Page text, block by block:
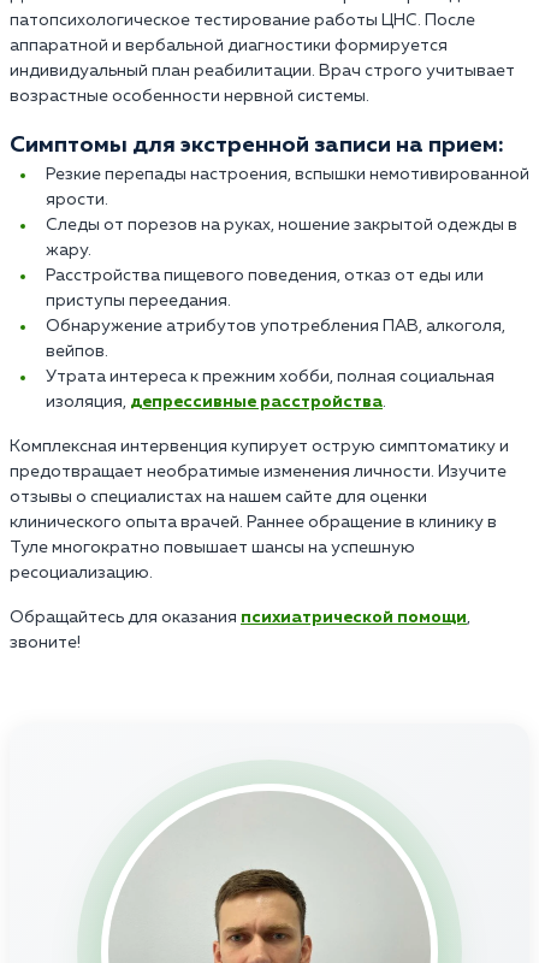
патопсихологическое тестирование работы ЦНС. После
аппаратной и вербальной диагностики формируется
индивидуальный план реабилитации. Врач строго учитывает
возрастные особенности нервной системы.
Симптомы для экстренной записи на прием:
Резкие перепады настроения, вспышки немотивированной
ярости.
Следы от порезов на руках, ношение закрытой одежды в
жару.
Расстройства пищевого поведения, отказ от еды или
приступы переедания.
Обнаружение атрибутов употребления ПАВ, алкоголя,
вейпов.
Утрата интереса к прежним хобби, полная социальная
изоляция, депрессивные расстройства.
Комплексная интервенция купирует острую симптоматику и
предотвращает необратимые изменения личности. Изучите
отзывы о специалистах на нашем сайте для оценки
клинического опыта врачей. Раннее обращение в клинику в
Туле многократно повышает шансы на успешную
ресоциализацию.
Обращайтесь для оказания психиатрической помощи,
звоните!